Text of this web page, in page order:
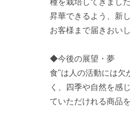
種を栽培してきまし
昇華できるよう、新
お客様まで届きおい
◆今後の展望・夢
食"は人の活動には欠
く、四季や自然を感
ていただけれる商品